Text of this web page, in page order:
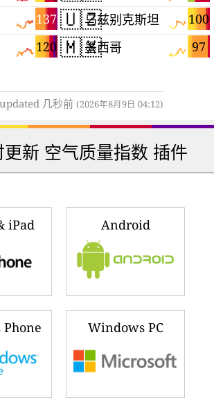
137
120
🇺🇿 100
乌兹别克斯坦
🇲🇽 97
墨西哥
几秒前 (2026年8月9日 04:12)
新 空气质量指数 插件
iPad Android
Windows PC